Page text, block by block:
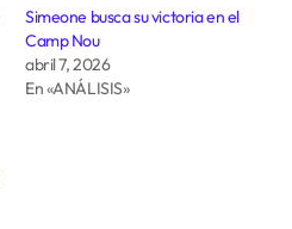
Simeone busca su victoria en el
Camp Nou
abril 7, 2026
En «ANÁLISIS»